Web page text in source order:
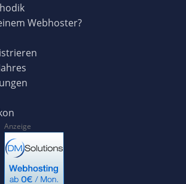
Webhoster?
Anzeige